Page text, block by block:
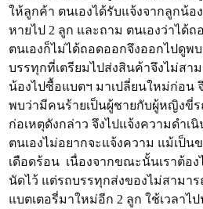
ให้ลูกค้า ตนเองได้รับแจ้งจากลูกน้อ
หายไป 2 ลูก และถาม ตนเองว่าได้
ตนเองก็ไม่ได้ถอดออกจึงออกไปดูพ
บรรทุกที่เตรียมไปส่งสินค้าจึงไม่สา
น้องไปซื้อแบตฯ มาเปลี่ยนใหม่ก่อน
พบว่ามีคนร้ายเป็นผู้ชายกับผู้หญิงขี่
ก่อเหตุดังกล่าว จึงไปแจ้งความดำเ
ตนเองไม่อยากจะแจ้งความ แม้เป็น
เดือดร้อน เนื่องจากขณะนั้นเราต้อ
นัดไว้ แต่รถบรรทุกส่งของไม่สามา
แบตเตอรี่มาใหม่อีก 2 ลูก ใช้เวลาไ